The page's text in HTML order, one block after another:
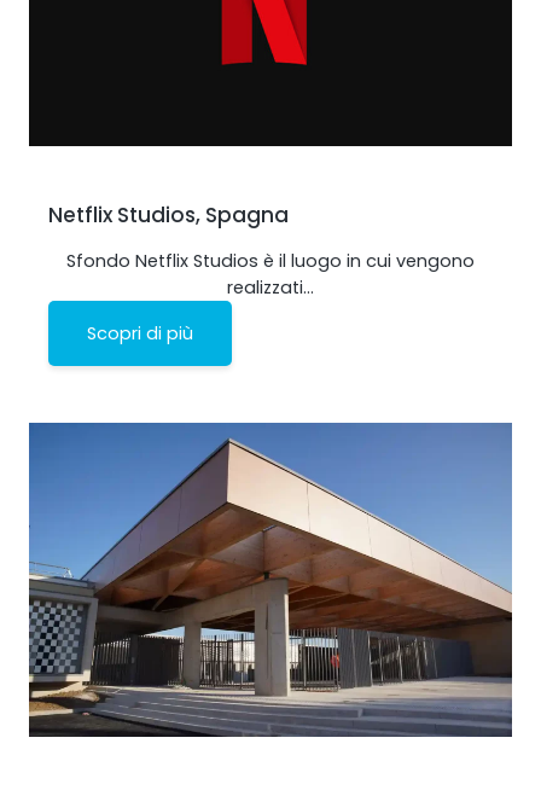
Shark
Sentinel
Monitor del rumore del segnale in uplink.
Netflix Studios, Spagna
Sfondo Netflix Studios è il luogo in cui vengono
realizzati…
Scopri di più